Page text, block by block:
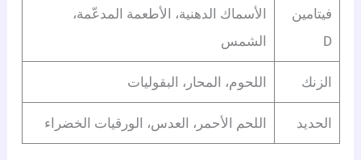
فيتامين
الأسماك الدهنية، الأطعمة المدعّمة،
الشمس
الزنك اللحوم، المحار، البقوليات
الحديد اللحم الأحمر، العدس، الورقيات الخضراء